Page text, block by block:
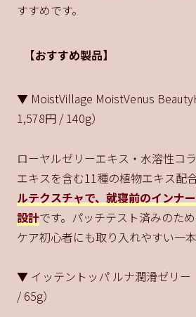
すすめです。
【おすすめ製品】
▼ MoistVillage MoistVenus
1,578円 / 140g）
ローヤルゼリーエキス・水溶性コ
エキスを含む11種の植物エキス配合
ルテクスチャで、就寝前のインナ
設計です。パッチテスト済みのた
ケア初心者にも取り入れやすい一本
▼ イッテントッパ ルナ潤滑ゼリー
/ 65g）